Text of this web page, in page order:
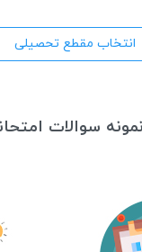
انتخاب مقطع تحصیلی
سوالات